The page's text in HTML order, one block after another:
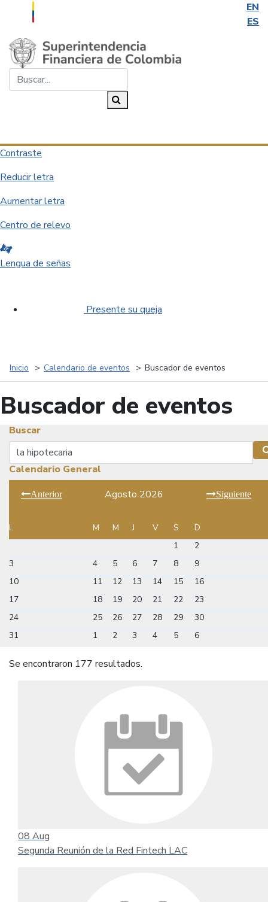
EN
ES
Saltar al contenido principal
Contraste
Reducir letra
Aumentar letra
Centro de relevo
Lengua de señas
Presente su queja
Inicio Calendario de eventos Buscador de eventos
Buscador de eventos
Buscar
Buscar
Calendario General
Anterior Agosto 2026 Siguiente
L M M J V S
D
1
2
3
4 5 6 7 8
9
10
11 12 13 14 15
16
17
18 19 20 21 22
23
24
25 26 27 28 29
30
31
1 2 3 4 5 6
Se encontraron 177 resultados.
08 Aug
Segunda Reunión de la Red Fintech LAC